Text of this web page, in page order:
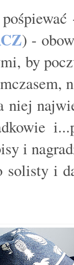
) -
by
niej
i
solisty i